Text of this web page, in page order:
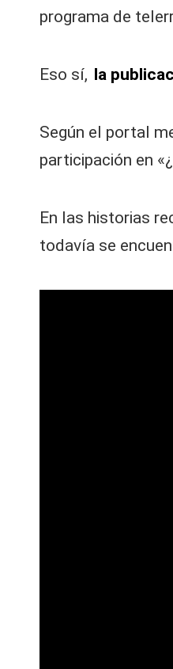
programa de
Eso sí, la
Según el portal
participación en
En las historias
todavía se